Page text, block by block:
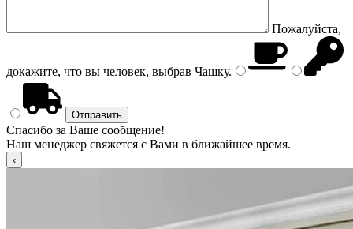
Пожалуйста,
докажите, что вы человек, выбрав Чашку.
Спасибо за Ваше сообщение!
Наш менеджер свяжется с Вами в ближайшее время.